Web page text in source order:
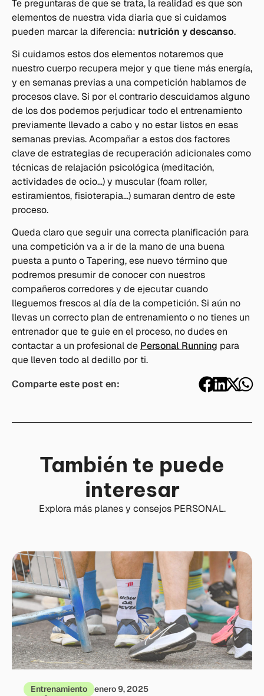
Te preguntaras de que se trata, la realidad es que son
elementos de nuestra vida diaria que si cuidamos
pueden marcar la diferencia: nutrición y descanso.
Si cuidamos estos dos elementos notaremos que
nuestro cuerpo recupera mejor y que tiene más energía,
y en semanas previas a una competición hablamos de
procesos clave. Si por el contrario descuidamos alguno
de los dos podemos perjudicar todo el entrenamiento
previamente llevado a cabo y no estar listos en esas
semanas previas. Acompañar a estos dos factores
clave de estrategias de recuperación adicionales como
técnicas de relajación psicológica (meditación,
actividades de ocio…) y muscular (foam roller,
estiramientos, fisioterapia…) sumaran dentro de este
proceso.
Queda claro que seguir una correcta planificación para
una competición va a ir de la mano de una buena
puesta a punto o Tapering, ese nuevo término que
podremos presumir de conocer con nuestros
compañeros corredores y de ejecutar cuando
lleguemos frescos al día de la competición. Si aún no
llevas un correcto plan de entrenamiento o no tienes un
entrenador que te guie en el proceso, no dudes en
contactar a un profesional de Personal Running para
que lleven todo al dedillo por ti.
Comparte este post en:
También te puede
interesar
Explora más planes y consejos PERSONAL.
Entrenamiento enero 9, 2025